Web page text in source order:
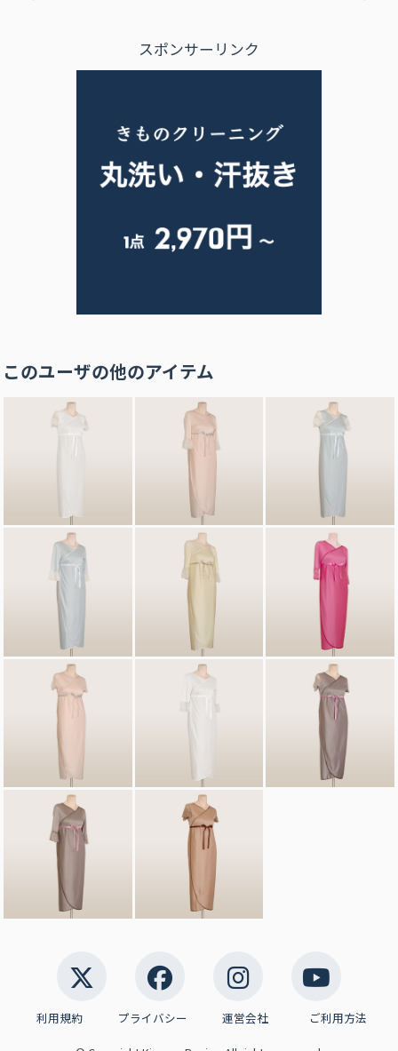
スポンサーリンク
このユーザの他のアイテム
利用規約 プライバシー 運営会社 ご利用方法